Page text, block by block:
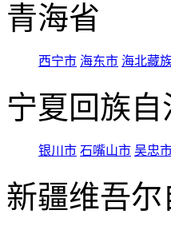
青海省
西宁市 海东市 海北藏
宁夏回族自
银川市 石嘴山市 吴忠
新疆维吾尔